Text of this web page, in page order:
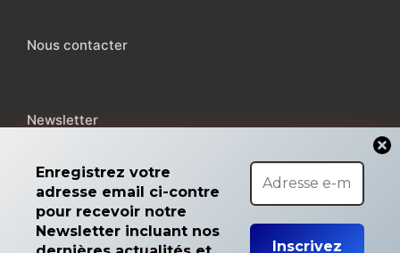
Enregistrez votre
adresse email ci-contre
pour recevoir notre
Newsletter incluant nos
Nous contacter
Newsletter
Copyright © 2026 MicroMiga